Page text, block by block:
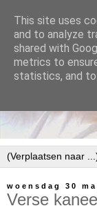
woensdag 30
Verse
This site uses
and to analyze
shared with
metrics to
statistics, and